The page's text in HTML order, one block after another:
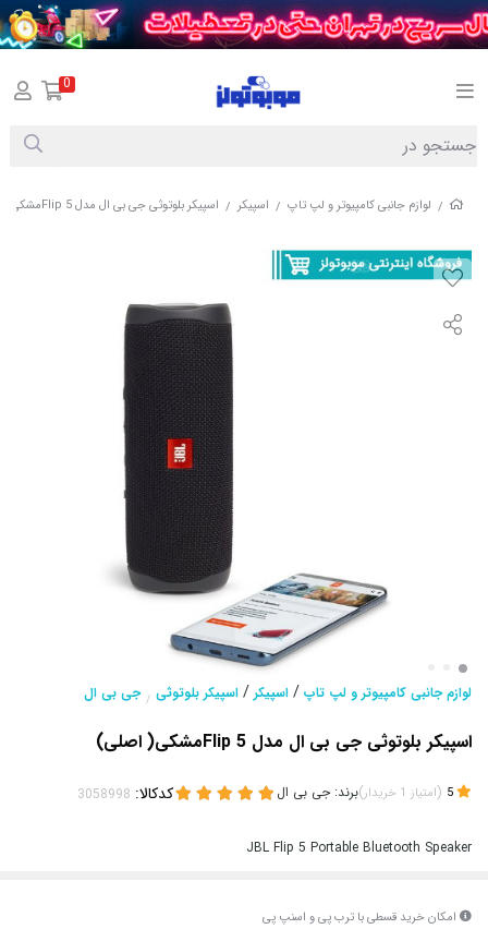
/ لوازم جانبی کامپیوتر و لپ تاپ / اسپیکر / اسپیکر بلوتوثی جی بی ال مدل Flip 5مشکی( اصلی)
لوازم جانبی کامپیوتر و لپ تاپ / اسپیکر/ اسپیکر بلوتوثی / جی بی ال
اسپیکر بلوتوثی جی بی ال مدل Flip 5مشکی( اصلی)
(امتیاز 1 خریدار)برند:جی بی ال کدکالا:
JBL Flip 5 Portable Bluetooth Speaker
امکان خرید قسطی با ترب پی و اسنپ پی
0